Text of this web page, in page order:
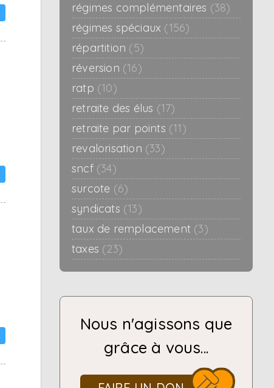
régimes complémentaires (38)
régimes spéciaux (156)
répartition (5)
réversion (16)
ratp (10)
retraite des élus (17)
retraite par points (11)
revalorisation (33)
sncf (34)
surcote (6)
syndicats (13)
taux de remplacement (3)
taxes (23)
Nous n'agissons que
grâce à vous...